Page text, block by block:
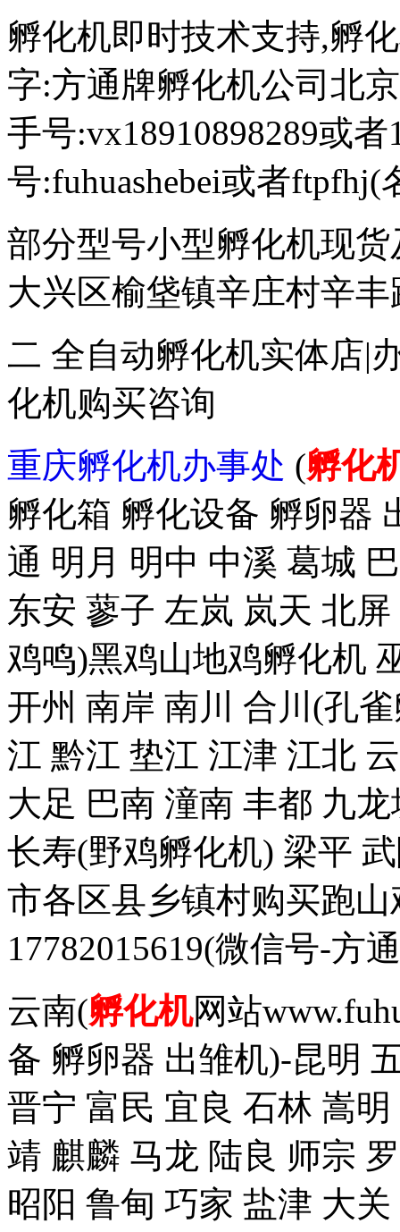
孵化机即时技术支持,孵
字:方通牌孵化机公司北
手号:vx18910898289或
号:fuhuashebei或者
部分型号小型孵化机现
大兴区榆垡镇辛庄村辛丰
二 全自动孵化机实体店|
化机购买咨询
重庆孵化机办事处 (孵化
孵化箱 孵化设备 孵卵器
通 明月 明中 中溪 葛城
东安 蓼子 左岚 岚天 北
鸡鸣)黑鸡山地鸡孵化机
开州 南岸 南川 合川(孔
江 黔江 垫江 江津 江北
大足 巴南 潼南 丰都 九
长寿(野鸡孵化机) 梁平
市各区县乡镇村购买跑
17782015619(微信号-方
云南(孵化机网站
备 孵卵器 出雏机)-昆明
晋宁 富民 宜良 石林 嵩
靖 麒麟 马龙 陆良 师宗
昭阳 鲁甸 巧家 盐津 大